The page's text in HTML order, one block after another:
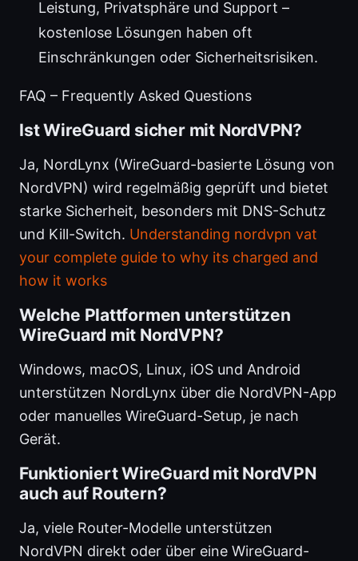
Leistung, Privatsphäre und Support –
kostenlose Lösungen haben oft
Einschränkungen oder Sicherheitsrisiken.
FAQ – Frequently Asked Questions
Ist WireGuard sicher mit NordVPN?
Ja, NordLynx (WireGuard-basierte Lösung von
NordVPN) wird regelmäßig geprüft und bietet
starke Sicherheit, besonders mit DNS-Schutz
und Kill-Switch. Understanding nordvpn vat
your complete guide to why its charged and
how it works
Welche Plattformen unterstützen
WireGuard mit NordVPN?
Windows, macOS, Linux, iOS und Android
unterstützen NordLynx über die NordVPN-App
oder manuelles WireGuard-Setup, je nach
Gerät.
Funktioniert WireGuard mit NordVPN
auch auf Routern?
Ja, viele Router-Modelle unterstützen
NordVPN direkt oder über eine WireGuard-